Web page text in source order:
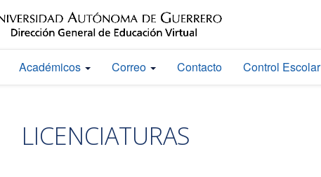
Académicos Correo Contacto Control Escolar
LICENCIATURAS